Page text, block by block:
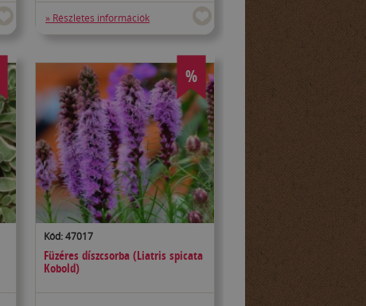
» Részletes információk
%
Kód: 47017
Füzéres díszcsorba (Liatris spicata
Kobold)